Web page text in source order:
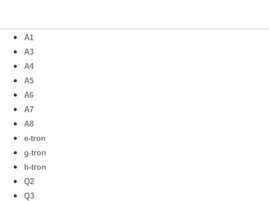
A1
A3
A4
A5
A6
A7
A8
e-tron
g-tron
h-tron
Q2
Q3